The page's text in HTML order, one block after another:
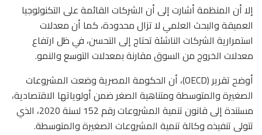
إلا أن المنظمة أشارت إلى أن الشركات القائمة على التكنولوجيا
العميقة والبحث العلمي لا تزال محدودة، كما أن معدلات
استمرارية الشركات الناشئة تحتاج إلى التحسن، في ظل ارتفاع
معدلات الخروج من السوق مقارنة بمعدلات التوسع والنمو.
أوضح تقرير (OECD)، أن الحكومة المصرية وضعت المشروعات
الصغيرة والمتوسطة ومتناهية الصغر ضمن أولوياتها الاقتصادية،
مستندة إلى قانون تنمية المشروعات رقم 152 لسنة 2020، الذي
تتولى تنفيذه وكالة تنمية المشروعات الصغيرة والمتوسطة.